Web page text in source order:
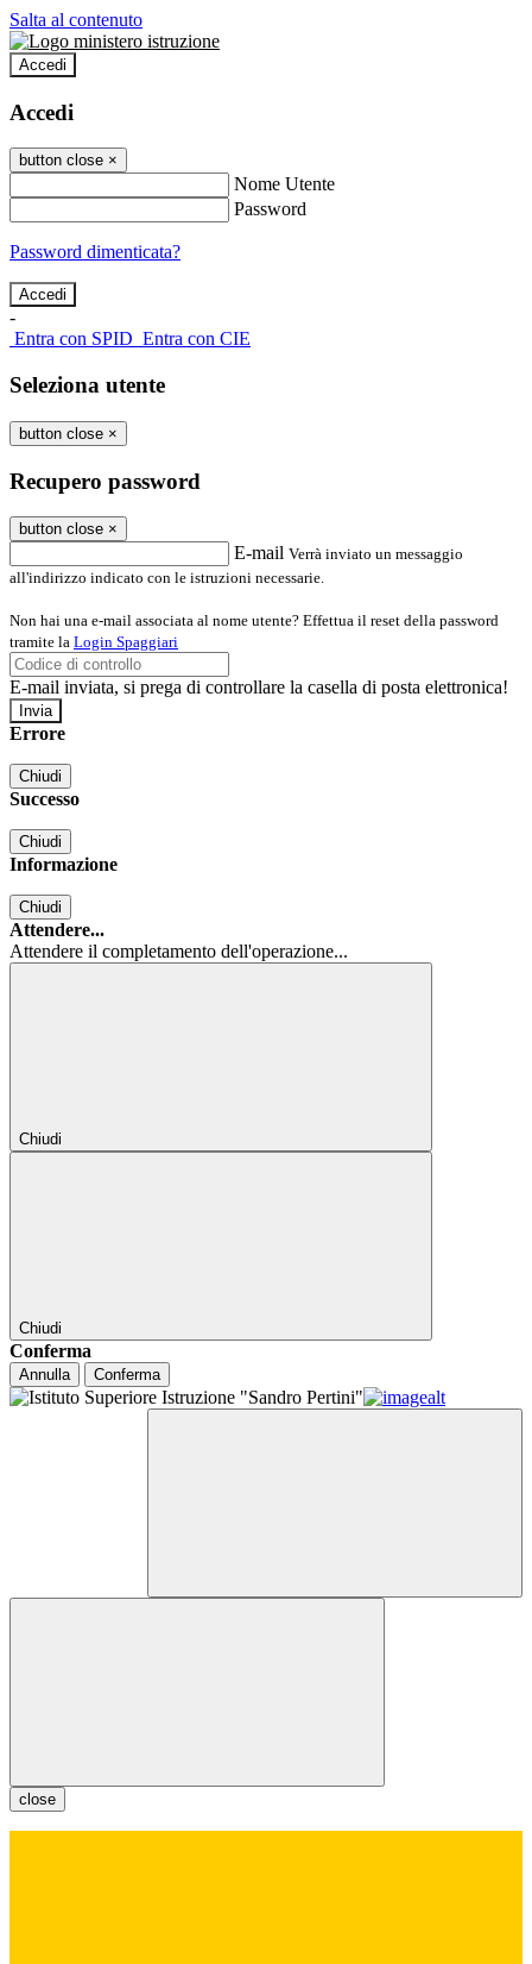
Salta al contenuto
Accedi
Accedi
button close ×
Nome Utente
Password
Password dimenticata?
-
Entra con SPID Entra con CIE
Seleziona utente
button close ×
Recupero password
button close ×
E-mail Verrà inviato un messaggio
all'indirizzo indicato con le istruzioni necessarie.
Non hai una e-mail associata al nome utente? Effettua il reset della password
tramite la Login Spaggiari
E-mail inviata, si prega di controllare la casella di posta elettronica!
Errore
Chiudi
Successo
Chiudi
Informazione
Chiudi
Attendere...
Attendere il completamento dell'operazione...
Chiudi
Chiudi
Conferma
Annulla Conferma
close